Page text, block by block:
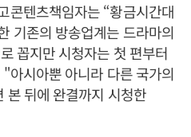
콘텐츠책임자는 “황금시간대
기존의 방송업계는 드라마의
꼽지만 시청자는 첫 편부터
아시아뿐 아니라 다른 국가의
본 뒤에 완결까지 시청한